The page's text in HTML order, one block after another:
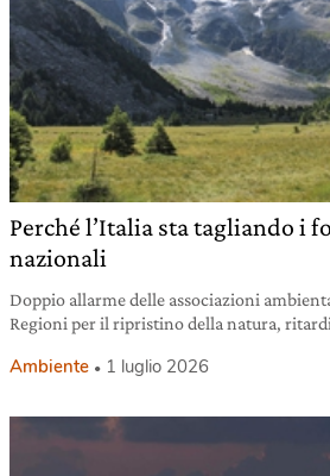
Perché l’Italia sta tagliando i
nazionali
Doppio allarme delle associazioni
Regioni per il ripristino della natura,
Ambiente 1 luglio 2026